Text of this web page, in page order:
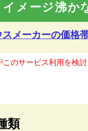
イメージ沸か
メーカーの価格
のサービス利用を検討
類